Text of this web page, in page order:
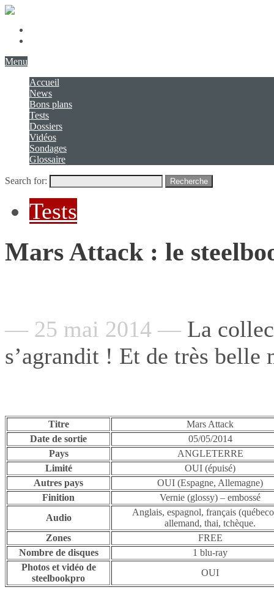
Menu
Accueil
News
Bons plans
Tests
Dossiers
Vidéos
Sondages
Glossaire
Search for: Recherche
Tests
Mars Attack : le
— 25 mai 2014 — La
s’agrandit ! Et de très belle
Titre
Mars Attack
Date de sortie
05/05/2014
Pays
ANGLETERRE
Limité
OUI (épuisé)
Autres pays
OUI (Espagne, Allemagne)
Finition
Vernie (glossy) – embossé
Audio
Anglais, espagnol, français
allemand, thai, tchèque.
Zones
FREE
Nombre de disques
1 blu-ray
Photos et vidéo de
steelbookpro
OUI